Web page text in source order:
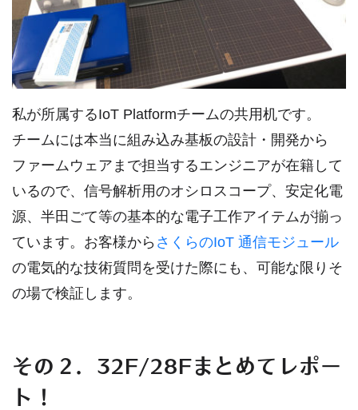
私が所属するIoT Platformチームの共用机です。
チームには本当に組み込み基板の設計・開発から
ファームウェアまで担当するエンジニアが在籍して
いるので、信号解析用のオシロスコープ、安定化電
源、半田ごて等の基本的な電子工作アイテムが揃っ
ています。お客様から さくらのIoT 通信モジュール
の電気的な技術質問を受けた際にも、可能な限りそ
の場で検証します。
その２．32F/28Fまとめてレポー
ト！